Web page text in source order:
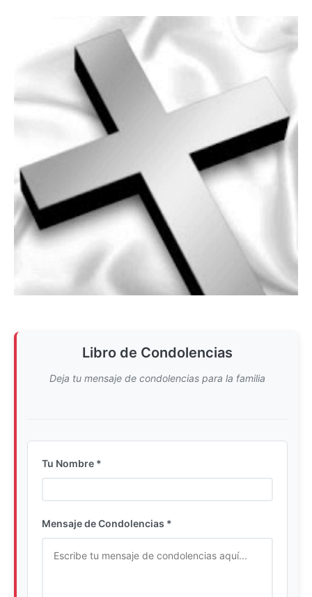
Libro de Condolencias
Deja tu mensaje de condolencias para la familia
Tu Nombre *
Mensaje de Condolencias *